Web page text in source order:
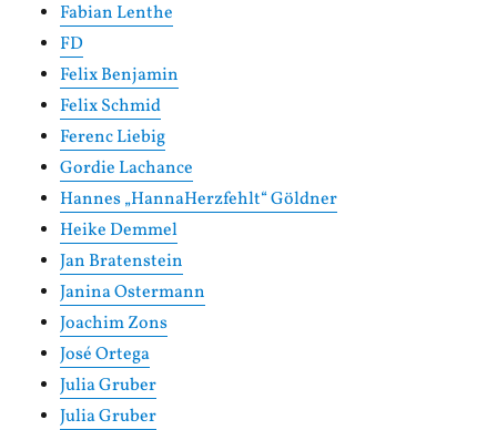
Fabian Lenthe
FD
Felix Benjamin
Felix Schmid
Ferenc Liebig
Gordie Lachance
Hannes „HannaHerzfehlt“ Göldner
Heike Demmel
Jan Bratenstein
Janina Ostermann
Joachim Zons
José Ortega
Julia Gruber
Julia Gruber